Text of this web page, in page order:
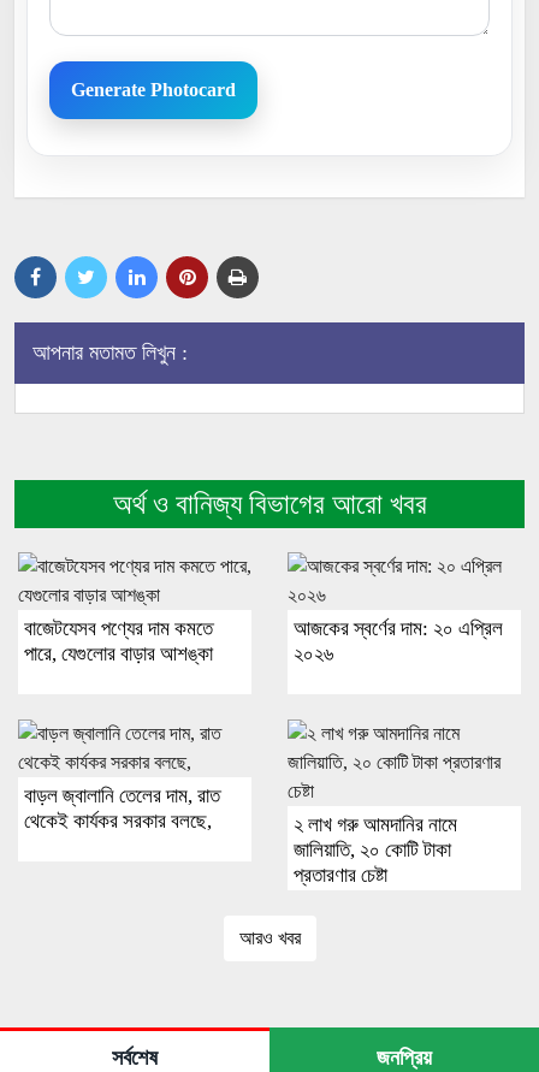
Generate Photocard
আপনার মতামত লিখুন :
অর্থ ও বানিজ্য বিভাগের আরো খবর
বাজেটযেসব পণ্যের দাম কমতে
পারে, যেগুলোর বাড়ার আশঙ্কা
আজকের স্বর্ণের দাম: ২০ এপ্রিল
২০২৬
বাড়ল জ্বালানি তেলের দাম, রাত
থেকেই কার্যকর সরকার বলছে,
২ লাখ গরু আমদানির নামে
জালিয়াতি, ২০ কোটি টাকা
প্রতারণার চেষ্টা
আরও খবর
সর্বশেষ জনপ্রিয়